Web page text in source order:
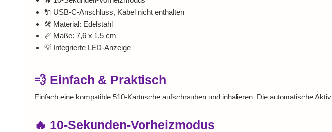
🔌 USB‑C-Anschluss, Kabel nicht enthalten
🛠️ Material: Edelstahl
📏 Maße: 7,6 x 1,5 cm
💡 Integrierte LED-Anzeige
💨 Einfach & Praktisch
Einfach eine kompatible 510-Kartusche aufschrauben und inhalieren. Die automatische
🔥 10-Sekunden-Vorheizmodus